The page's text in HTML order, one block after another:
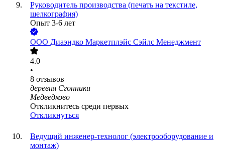
Руководитель производства (печать на текстиле,
шелкография)
Опыт 3-6 лет
ООО Диаэндко Маркетплэйс Сэйлс Менеджмент
4.0
•
8 отзывов
деревня Сгонники
Медведково
Откликнитесь среди первых
Откликнуться
Ведущий инженер-технолог (электрооборудование и
монтаж)